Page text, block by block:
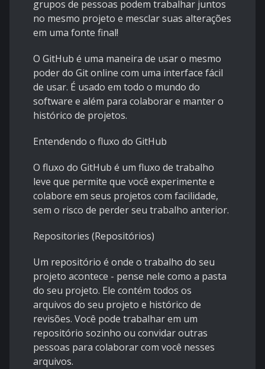
grupos de pessoas podem trabalhar juntos
no mesmo projeto e mesclar suas alterações
em uma fonte final!
O GitHub é uma maneira de usar o mesmo
poder do Git online com uma interface fácil
de usar. É usado em todo o mundo do
software e além para colaborar e manter o
histórico de projetos.
Entendendo o fluxo do GitHub
O fluxo do GitHub é um fluxo de trabalho
leve que permite que você experimente e
colabore em seus projetos com facilidade,
sem o risco de perder seu trabalho anterior.
Repositories (Repositórios)
Um repositório é onde o trabalho do seu
projeto acontece - pense nele como a pasta
do seu projeto. Ele contém todos os
arquivos do seu projeto e histórico de
revisões. Você pode trabalhar em um
repositório sozinho ou convidar outras
pessoas para colaborar com você nesses
arquivos.